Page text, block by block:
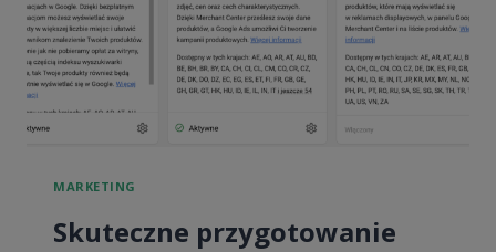
MARKETING
Skuteczne przygotowanie